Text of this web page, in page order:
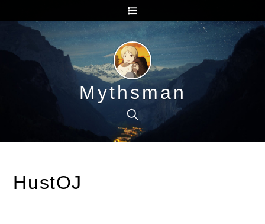
Mythsman
HustOJ